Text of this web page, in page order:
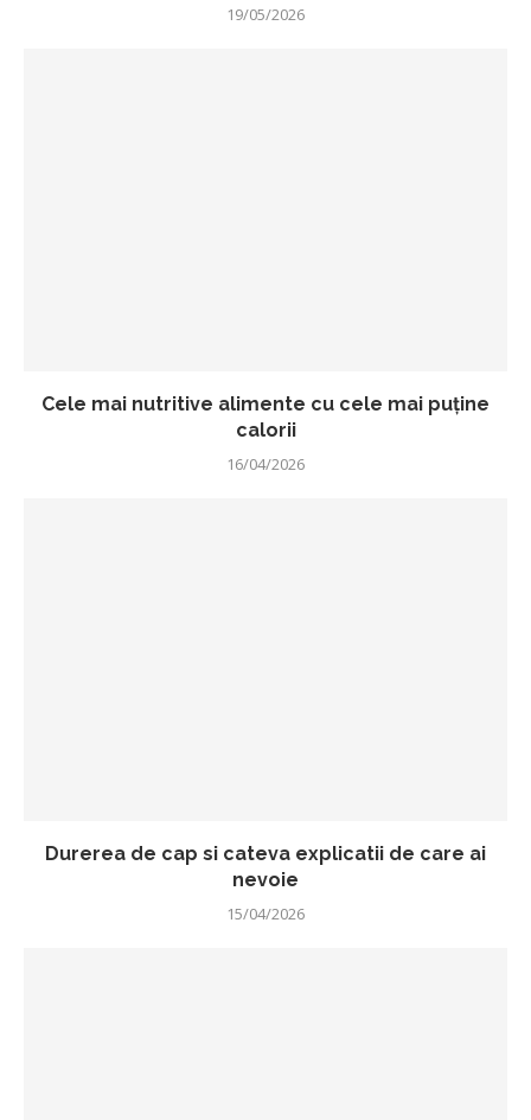
19/05/2026
Cele mai nutritive alimente cu cele mai puține
calorii
16/04/2026
Durerea de cap si cateva explicatii de care ai
nevoie
15/04/2026